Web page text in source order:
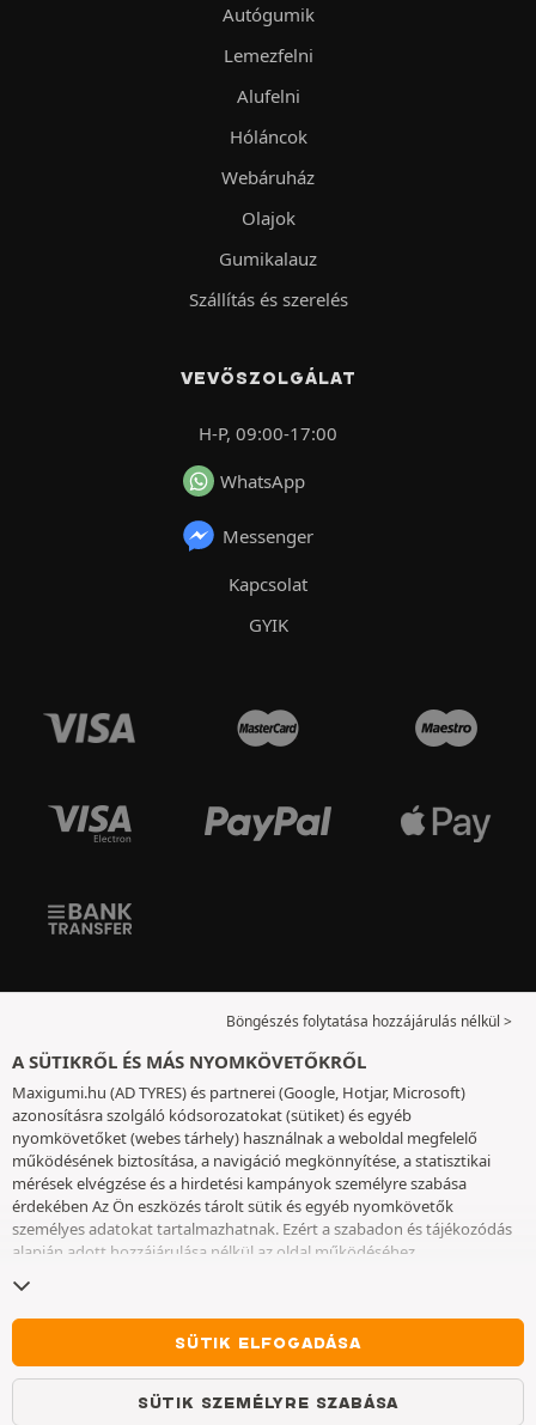
Autógumik
Lemezfelni
Alufelni
Hóláncok
Webáruház
Olajok
Gumikalauz
Szállítás és szerelés
VEVŐSZOLGÁLAT
H-P, 09:00-17:00
WhatsApp
Messenger
Kapcsolat
GYIK
Böngészés folytatása hozzájárulás nélkül >
A SÜTIKRŐL ÉS MÁS NYOMKÖVETŐKRŐL
Maxigumi.hu (AD TYRES) és partnerei (Google, Hotjar, Microsoft)
azonosításra szolgáló kódsorozatokat (sütiket) és egyéb
nyomkövetőket (webes tárhely) használnak a weboldal megfelelő
működésének biztosítása, a navigáció megkönnyítése, a statisztikai
mérések elvégzése és a hirdetési kampányok személyre szabása
érdekében Az Ön eszközés tárolt sütik és egyéb nyomkövetők
személyes adatokat tartalmazhatnak. Ezért a szabadon és tájékozódás
alapján adott hozzájárulása nélkül az oldal működéséhez
nyomkövetőket az eszközén. Az Ön által választott beállításokat 6
hónapig őrizzük meg. A hozzájárulását bármikor visszavonhatja aSütik
és egyéb nyomkövetőkoldalon. Ön dönthet úgy, hogy a böngészést a
sütik vagy más nyomkövetők elhelyezésének elfogadása nélkül
folytatja. A sütik elutasítása nem akadályozza meg a szolgáltatások
igénybe vételét AD TYRES. További információkért kérjük, lépjen a
SÜTIK ELFOGADÁSA
SÜTIK SZEMÉLYRE SZABÁSA